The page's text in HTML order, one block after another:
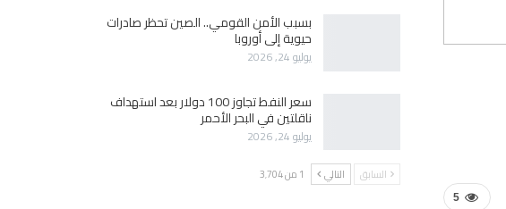
5
بسبب الأمن القومي.. الصين تحظر صادرات
حيوية إلى أوروبا
يوليو 24, 2026
سعر النفط تجاوز 100 دولار بعد استهداف
ناقلتين في البحر الأحمر
يوليو 24, 2026
السابق التالي 1 من 3٬704